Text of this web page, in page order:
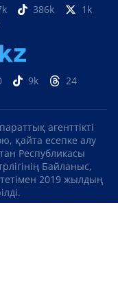
386k
1k
9k 24
агенттікті
қайта есепке алу
Республикасы
Байланыс,
2019 жылдың